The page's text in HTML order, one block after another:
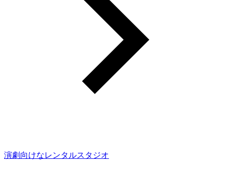
演劇向けなレンタルスタジオ